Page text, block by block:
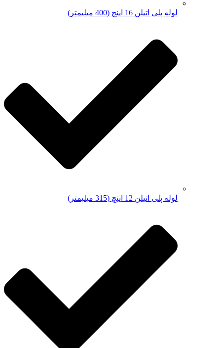
لوله پلی اتیلن 16 اینچ (400 میلیمتر)
لوله پلی اتیلن 12 اینچ (315 میلیمتر)